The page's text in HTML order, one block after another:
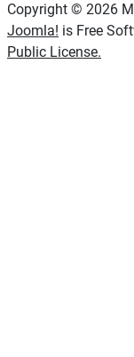
Copyright © 2026
Joomla! is Free
Public License.